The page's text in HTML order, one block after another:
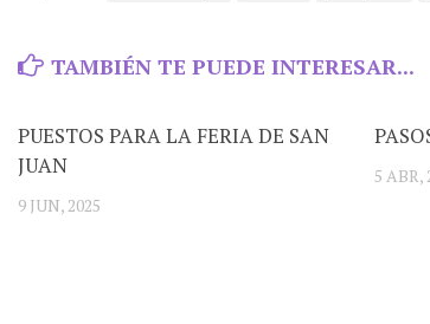
TAMBIÉN TE PUEDE INTERESAR...
PUESTOS PARA LA FERIA DE SAN
JUAN
9 JUN, 2025
5 ABR,